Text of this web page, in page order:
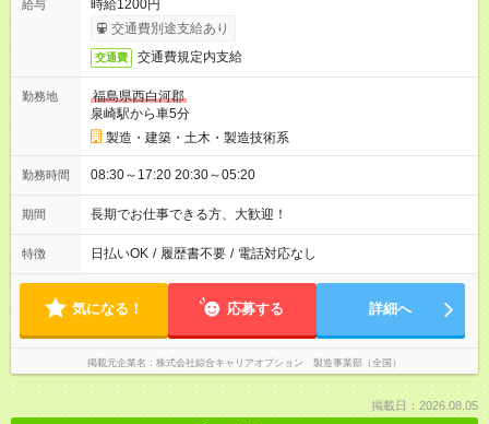
給与
時給1200円
交通費別途支給あり
交通費 交通費規定内支給
勤務地
福島県西白河郡
泉崎駅から車5分
製造・建築・土木・製造技術系
勤務時間 08:30～17:20 20:30～05:20
期間 長期でお仕事できる方、大歓迎！
特徴 日払いOK / 履歴書不要 / 電話対応なし
気になる！ 応募する 詳細へ
掲載元企業名 株式会社綜合キャリアオプション 製造事業部（全国）
掲載日：2026.08.05